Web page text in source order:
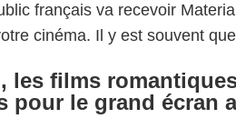
français va recevoir
cinéma. Il y est souvent
les films
pour le grand écran